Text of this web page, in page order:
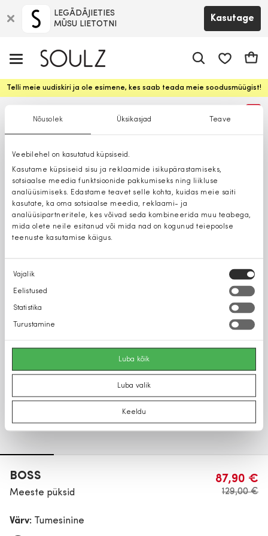
Nõusolek Üksikasjad Teave
Veebilehel on kasutatud küpsiseid.
Kasutame küpsiseid sisu ja reklaamide isikupärastamiseks,
sotsiaalse meedia funktsioonide pakkumiseks ning liikluse
analüüsimiseks. Edastame teavet selle kohta, kuidas meie saiti
kasutate, ka oma sotsiaalse meedia, reklaami- ja
analüüsipartneritele, kes võivad seda kombineerida muu teabega,
mida olete neile esitanud või mida nad on kogunud teiepoolse
teenuste kasutamise käigus.
Nõusoleku
valik
Vajalik
Eelistused
Statistika
Turustamine
Luba kõik
Luba valik
Keeldu
LEGĀDĀJIETIES
MŪSU LIETOTNI
Kasutage
Telli meie uudiskiri ja ole esimene, kes saab teada meie soodusmüügist!
BOSS
Meeste püksid
87,90 €
129,00 €
Värv: Tumesinine